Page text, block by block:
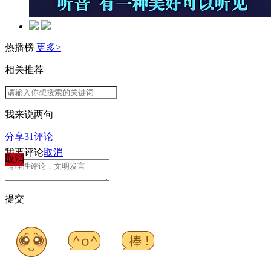
热播榜 更多>
相关推荐
我来说两句
分享31评论
取消
我要评论取消
提交